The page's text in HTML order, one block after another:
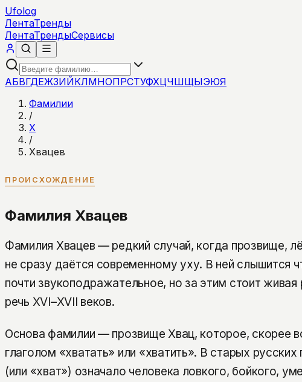
Ufolog
ЛентаТренды
ЛентаТрендыСервисы
АБВГДЕЖЗИЙКЛМНОПРСТУФХЦЧШЩЫЭЮЯ
Фамилии
/
Х
/
Хвацев
ПРОИСХОЖДЕНИЕ
Фамилия Хвацев
Фамилия Хвацев — редкий случай, когда прозвище,
не сразу даётся современному уху. В ней слышится
почти звукоподражательное, но за этим стоит живая
речь XVI–XVII веков.
Основа фамилии — прозвище Хвац, которое, скорее
глаголом «хватать» или «хватить». В старых русских
(или «хват») означало человека ловкого, бойкого,